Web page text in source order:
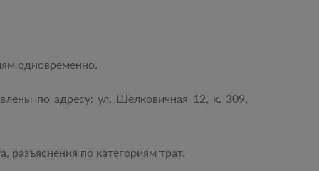
одновременно.
по адресу: ул. Шелковичная 12, к. 309,
по категориям трат.